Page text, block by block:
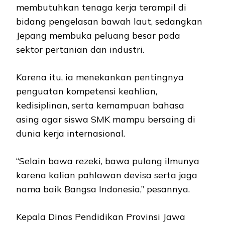
membutuhkan tenaga kerja terampil di
bidang pengelasan bawah laut, sedangkan
Jepang membuka peluang besar pada
sektor pertanian dan industri.
Karena itu, ia menekankan pentingnya
penguatan kompetensi keahlian,
kedisiplinan, serta kemampuan bahasa
asing agar siswa SMK mampu bersaing di
dunia kerja internasional.
“Selain bawa rezeki, bawa pulang ilmunya
karena kalian pahlawan devisa serta jaga
nama baik Bangsa Indonesia,” pesannya.
Kepala Dinas Pendidikan Provinsi Jawa